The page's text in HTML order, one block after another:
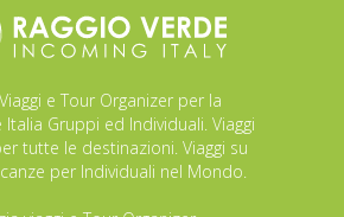
e Tour Organizer per la
Gruppi ed Individuali. Viaggi
tutte le destinazioni. Viaggi su
per Individuali nel Mondo.